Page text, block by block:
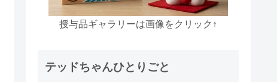
授与品ギャラリーは画像をクリック↑
テッドちゃんひとりごと